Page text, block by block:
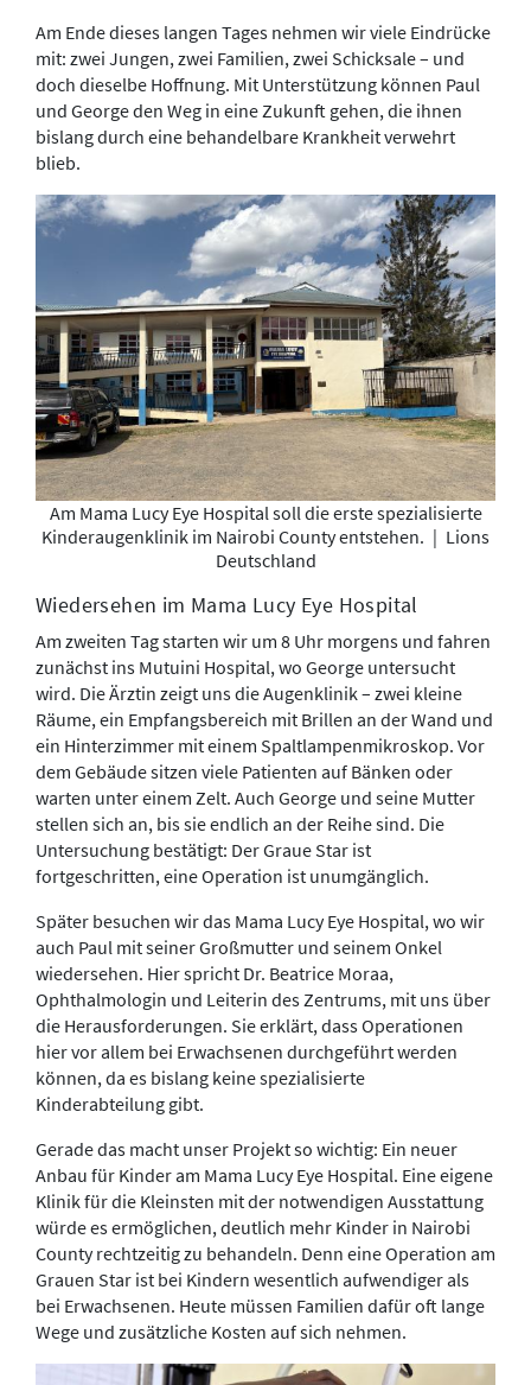
Am Ende dieses langen Tages nehmen wir viele Eindrücke
mit: zwei Jungen, zwei Familien, zwei Schicksale – und
doch dieselbe Hoffnung. Mit Unterstützung können Paul
und George den Weg in eine Zukunft gehen, die ihnen
bislang durch eine behandelbare Krankheit verwehrt
blieb.
Am Mama Lucy Eye Hospital soll die erste spezialisierte
Kinderaugenklinik im Nairobi County entstehen. | Lions
Deutschland
Wiedersehen im Mama Lucy Eye Hospital
Am zweiten Tag starten wir um 8 Uhr morgens und fahren
zunächst ins Mutuini Hospital, wo George untersucht
wird. Die Ärztin zeigt uns die Augenklinik – zwei kleine
Räume, ein Empfangsbereich mit Brillen an der Wand und
ein Hinterzimmer mit einem Spaltlampenmikroskop. Vor
dem Gebäude sitzen viele Patienten auf Bänken oder
warten unter einem Zelt. Auch George und seine Mutter
stellen sich an, bis sie endlich an der Reihe sind. Die
Untersuchung bestätigt: Der Graue Star ist
fortgeschritten, eine Operation ist unumgänglich.
Später besuchen wir das Mama Lucy Eye Hospital, wo wir
auch Paul mit seiner Großmutter und seinem Onkel
wiedersehen. Hier spricht Dr. Beatrice Moraa,
Ophthalmologin und Leiterin des Zentrums, mit uns über
die Herausforderungen. Sie erklärt, dass Operationen
hier vor allem bei Erwachsenen durchgeführt werden
können, da es bislang keine spezialisierte
Kinderabteilung gibt.
Gerade das macht unser Projekt so wichtig: Ein neuer
Anbau für Kinder am Mama Lucy Eye Hospital. Eine eigene
Klinik für die Kleinsten mit der notwendigen Ausstattung
würde es ermöglichen, deutlich mehr Kinder in Nairobi
County rechtzeitig zu behandeln. Denn eine Operation am
Grauen Star ist bei Kindern wesentlich aufwendiger als
bei Erwachsenen. Heute müssen Familien dafür oft lange
Wege und zusätzliche Kosten auf sich nehmen.